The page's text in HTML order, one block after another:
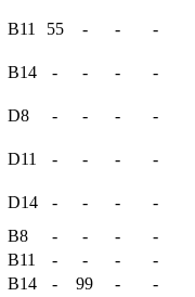
B11 55 - - -
B14 - - - -
D8 - - - -
D11 - - - -
D14 - - -
-
B8 - - -
-
B11 - - -
-
B14 - 99 -
-